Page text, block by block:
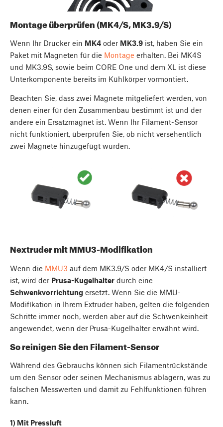
Montage überprüfen (MK4/S, MK3.9/S)
Wenn Ihr Drucker ein MK4 oder MK3.9 ist, haben Sie ein
Paket mit Magneten für die Montage erhalten. Bei MK4S
und MK3.9S, sowie beim CORE One und dem XL ist diese
Unterkomponente bereits im Kühlkörper vormontiert.
Beachten Sie, dass zwei Magnete mitgeliefert werden, von
denen einer für den Zusammenbau bestimmt ist und der
andere ein Ersatzmagnet ist. Wenn Ihr Filament-Sensor
nicht funktioniert, überprüfen Sie, ob nicht versehentlich
zwei Magnete hinzugefügt wurden.
Nextruder mit MMU3-Modifikation
Wenn die MMU3 auf dem MK3.9/S oder MK4/S installiert
ist, wird der Prusa-Kugelhalter durch eine
Schwenkvorrichtung ersetzt. Wenn Sie die MMU-
Modifikation in Ihrem Extruder haben, gelten die folgenden
Schritte immer noch, werden aber auf die Schwenkeinheit
angewendet, wenn der Prusa-Kugelhalter erwähnt wird.
So reinigen Sie den Filament-Sensor
Während des Gebrauchs können sich Filamentrückstände
um den Sensor oder seinen Mechanismus ablagern, was zu
falschen Messwerten und damit zu Fehlfunktionen führen
kann.
1) Mit Pressluft